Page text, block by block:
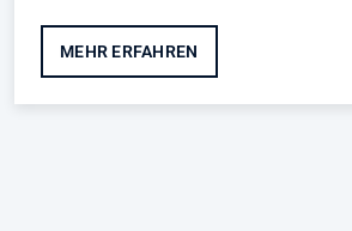
MEHR ERFAHREN